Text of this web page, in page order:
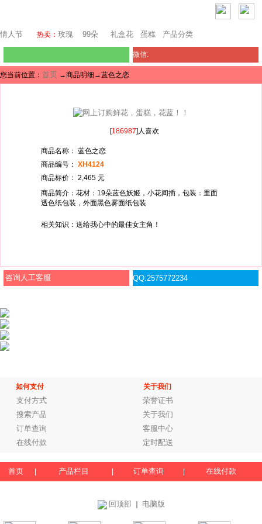
情人节 热卖： 玫瑰 99朵 礼盒花 蛋糕 产品分类
微信:
您当前位置： 首页 →商品明细→蓝色之恋
[186987]人喜欢
商品名称： 蓝色之恋
商品编号： XH4124
商品标价： 2,465 元
商品简介：花材：19朵蓝色妖姬，小花间插，包装：里面
透色纸包装，外面黑色雾面纸包装
相关知识：送给我心中的最佳女主角！
咨询人工客服 QQ:2575772234
如何支付 关于我们
支付方式
荣誉证书
搜索产品
关于我们
订单查询
客服中心
在线付款
定时配送
首页 产品栏目 订单查询 在线付款
回顶部 电脑版